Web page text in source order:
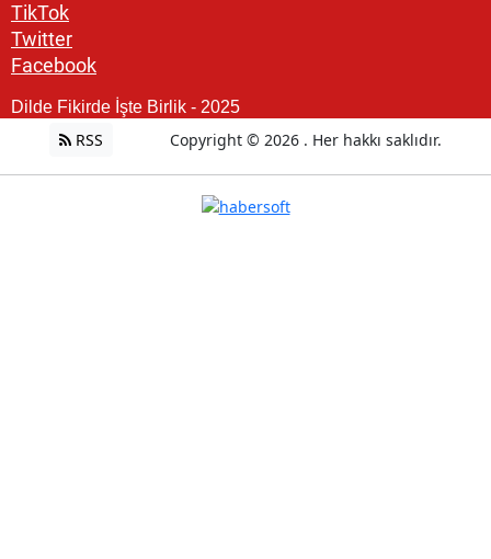
TikTok
Twitter
Facebook
Dilde Fikirde İşte Birlik - 2025
RSS Copyright © 2026 . Her hakkı saklıdır.